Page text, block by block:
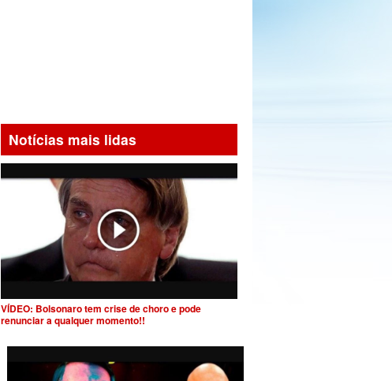
Notícias mais lidas
VÍDEO: Bolsonaro tem crise de choro e pode
renunciar a qualquer momento!!